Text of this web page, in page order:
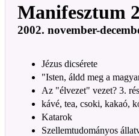
Manifesztum
2002. november-
Jézus dicsérete
"Isten, áldd meg a
Az "élvezet" vezet? 3.
kávé, tea, csoki, kakaó,
Katarok
Szellemtudományos